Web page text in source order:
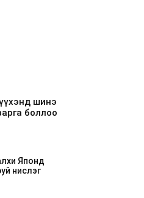
шинэ
боллоо
Японд
нислэг